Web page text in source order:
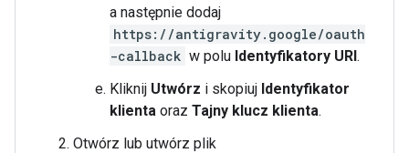
a następnie dodaj
https://antigravity.google/oauth
-callback w polu Identyfikatory URI.
Kliknij Utwórz i skopiuj Identyfikator
klienta oraz Tajny klucz klienta.
Otwórz lub utwórz plik